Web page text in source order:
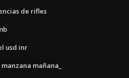
de rifles
usd inr
mañana_